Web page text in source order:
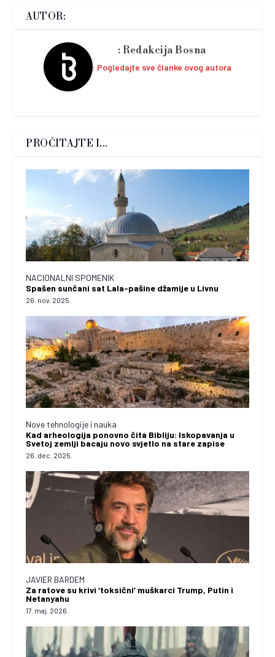
AUTOR:
Redakcija Bosna
Pogledajte sve članke ovog autora
PROČITAJTE I...
NACIONALNI SPOMENIK
Spašen sunčani sat Lala-pašine džamije u Livnu
26. nov. 2025.
Nove tehnologije i nauka
Kad arheologija ponovno čita Bibliju: Iskopavanja u
Svetoj zemlji bacaju novo svjetlo na stare zapise
26. dec. 2025.
JAVIER BARDEM
Za ratove su krivi ‘toksični’ muškarci Trump, Putin i
Netanyahu
17. maj. 2026.